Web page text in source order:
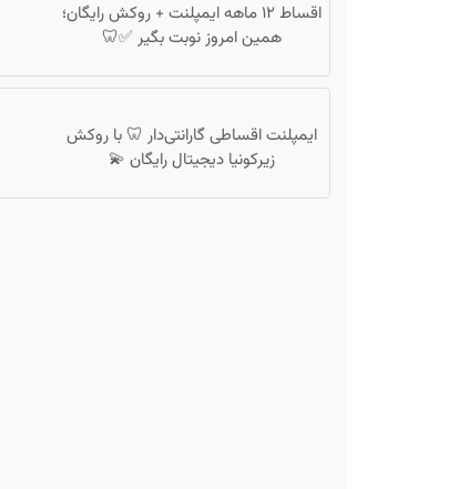
اقساط ۱۲ ماهه ایمپلنت + روکش رایگان؛
همین امروز نوبت بگیر ✅🦷
ایمپلنت اقساطی گارانتی‌دار 🦷 با روکش
زیرکونیا دیجیتال رایگان 💫